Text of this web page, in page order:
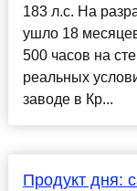
183 л.с. На
ушло 18
500 часов на
реальных
заводе в Кр...
Продукт дня: